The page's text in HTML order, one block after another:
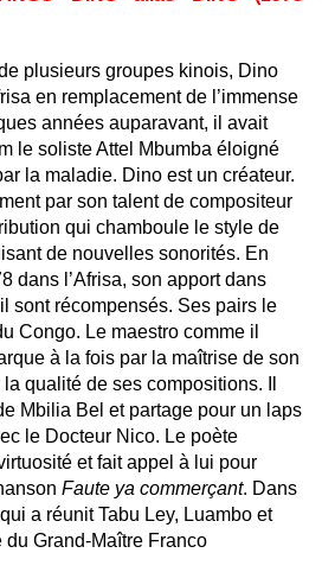
plusieurs groupes kinois, Dino
en remplacement de l’immense
années auparavant, il avait
le soliste Attel Mbumba éloigné
la maladie. Dino est un créateur.
par son talent de compositeur
qui chamboule le style de
de nouvelles sonorités. En
dans l’Afrisa, son apport dans
sont récompensés. Ses pairs le
Congo. Le maestro comme il
à la fois par la maîtrise de son
qualité de ses compositions. Il
Mbilia Bel et partage pour un laps
le Docteur Nico. Le poète
et fait appel à lui pour
Faute ya commerçant. Dans
a réunit Tabu Ley, Luambo et
du Grand-Maître Franco